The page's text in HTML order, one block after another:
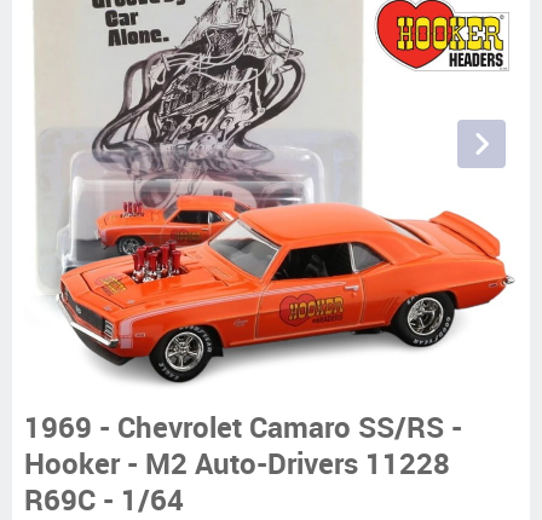
1969 - Chevrolet Camaro SS/RS -
Hooker - M2 Auto-Drivers 11228
R69C - 1/64